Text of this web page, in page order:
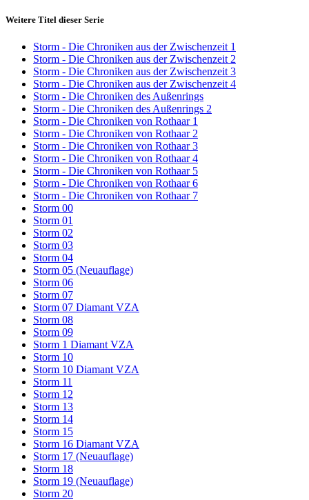
Weitere Titel dieser Serie
Storm - Die Chroniken aus der Zwischenzeit 1
Storm - Die Chroniken aus der Zwischenzeit 2
Storm - Die Chroniken aus der Zwischenzeit 3
Storm - Die Chroniken aus der Zwischenzeit 4
Storm - Die Chroniken des Außenrings
Storm - Die Chroniken des Außenrings 2
Storm - Die Chroniken von Rothaar 1
Storm - Die Chroniken von Rothaar 2
Storm - Die Chroniken von Rothaar 3
Storm - Die Chroniken von Rothaar 4
Storm - Die Chroniken von Rothaar 5
Storm - Die Chroniken von Rothaar 6
Storm - Die Chroniken von Rothaar 7
Storm 00
Storm 01
Storm 02
Storm 03
Storm 04
Storm 05 (Neuauflage)
Storm 06
Storm 07
Storm 07 Diamant VZA
Storm 08
Storm 09
Storm 1 Diamant VZA
Storm 10
Storm 10 Diamant VZA
Storm 11
Storm 12
Storm 13
Storm 14
Storm 15
Storm 16 Diamant VZA
Storm 17 (Neuauflage)
Storm 18
Storm 19 (Neuauflage)
Storm 20